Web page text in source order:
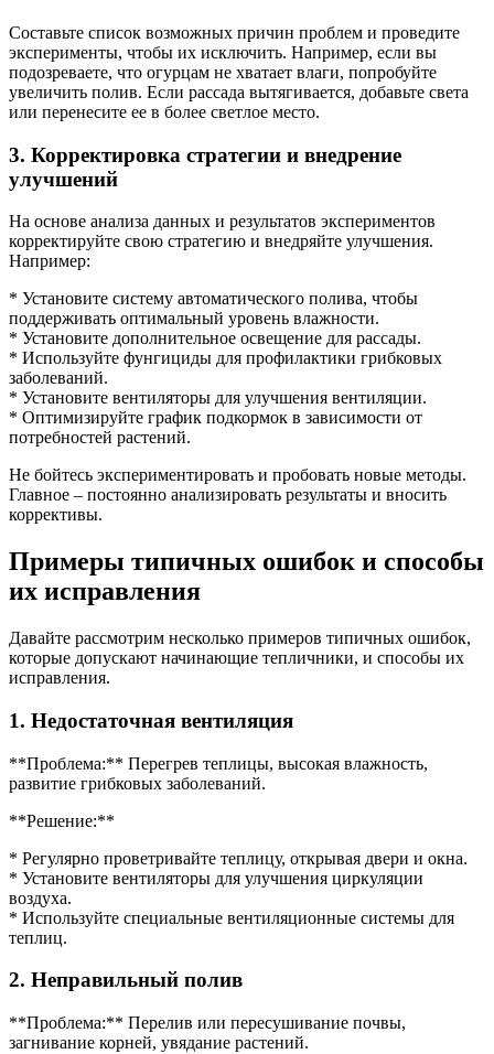
Составьте список возможных причин проблем и проведите
эксперименты, чтобы их исключить. Например, если вы
подозреваете, что огурцам не хватает влаги, попробуйте
увеличить полив. Если рассада вытягивается, добавьте света
или перенесите ее в более светлое место.
3. Корректировка стратегии и внедрение
улучшений
На основе анализа данных и результатов экспериментов
корректируйте свою стратегию и внедряйте улучшения.
Например:
* Установите систему автоматического полива, чтобы
поддерживать оптимальный уровень влажности.
* Установите дополнительное освещение для рассады.
* Используйте фунгициды для профилактики грибковых
заболеваний.
* Установите вентиляторы для улучшения вентиляции.
* Оптимизируйте график подкормок в зависимости от
потребностей растений.
Не бойтесь экспериментировать и пробовать новые методы.
Главное – постоянно анализировать результаты и вносить
коррективы.
Примеры типичных ошибок и способы
их исправления
Давайте рассмотрим несколько примеров типичных ошибок,
которые допускают начинающие тепличники, и способы их
исправления.
1. Недостаточная вентиляция
**Проблема:** Перегрев теплицы, высокая влажность,
развитие грибковых заболеваний.
**Решение:**
* Регулярно проветривайте теплицу, открывая двери и окна.
* Установите вентиляторы для улучшения циркуляции
воздуха.
* Используйте специальные вентиляционные системы для
теплиц.
2. Неправильный полив
**Проблема:** Перелив или пересушивание почвы,
загнивание корней, увядание растений.